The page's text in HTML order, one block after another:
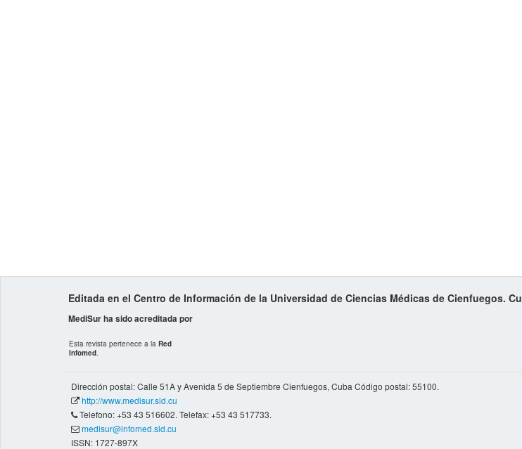
Editada en el Centro de Información de la Universidad de Ciencias Médicas de Cienfuegos.
MediSur ha sido acreditada por
Esta revista pertenece a la Red
Infomed.
Dirección postal: Calle 51A y Avenida 5 de Septiembre Cienfuegos, Cuba Código postal: 55100.
http://www.medisur.sld.cu
Telefono: +53 43 516602. Telefax: +53 43 517733.
medisur@infomed.sld.cu
ISSN: 1727-897X